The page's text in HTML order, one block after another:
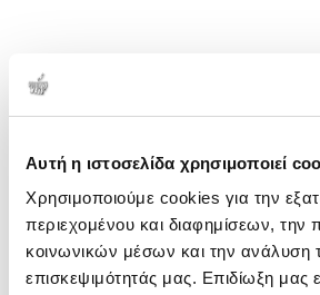
Αυτή η ιστοσελίδα χρησιμοποιεί
Χρησιμοποιούμε cookies για την
περιεχομένου και διαφημίσεων, την
κοινωνικών μέσων και την ανάλυση
επισκεψιμότητάς μας. Επιδίωξη μας